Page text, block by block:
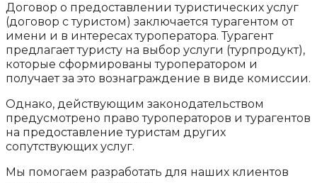
Договор о предоставлении туристических услуг
(договор с туристом) заключается турагентом от
имени и в интересах туроператора. Турагент
предлагает туристу на выбор услуги (турпродукт),
которые сформированы туроператором и
получает за это вознаграждение в виде комиссии.
Однако, действующим законодательством
предусмотрено право туроператоров и турагентов
на предоставление туристам других
сопутствующих услуг.
Мы помогаем разработать для наших клиентов